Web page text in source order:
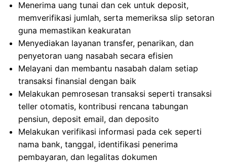
Menerima uang tunai dan cek untuk deposit,
memverifikasi jumlah, serta memeriksa slip setoran
guna memastikan keakuratan
Menyediakan layanan transfer, penarikan, dan
penyetoran uang nasabah secara efisien
Melayani dan membantu nasabah dalam setiap
transaksi finansial dengan baik
Melakukan pemrosesan transaksi seperti transaksi
teller otomatis, kontribusi rencana tabungan
pensiun, deposit email, dan deposito
Melakukan verifikasi informasi pada cek seperti
nama bank, tanggal, identifikasi penerima
pembayaran, dan legalitas dokumen